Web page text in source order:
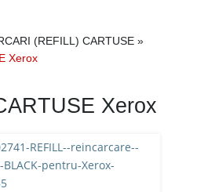
(REFILL) CARTUSE »
Xerox
Xerox